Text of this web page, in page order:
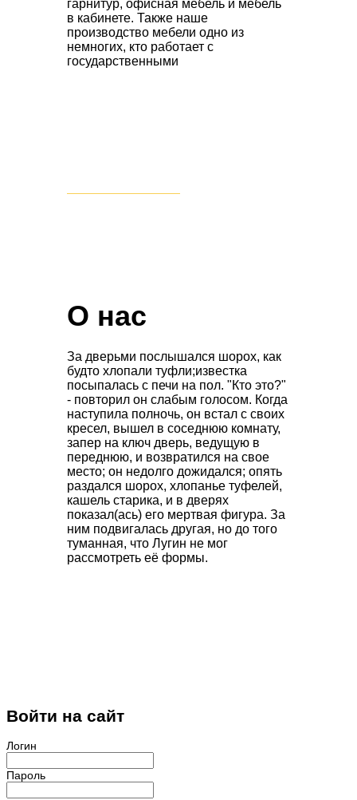
гарнитур, офисная мебель и мебель
в кабинете. Также наше
производство мебели одно из
немногих, кто работает с
государственными
За дверьми послышался шорох, как
будто хлопали туфли;известка
посыпалась с печи на пол. "Кто это?"
- повторил он слабым голосом. Когда
наступила полночь, он встал с своих
кресел, вышел в соседнюю комнату,
запер на ключ дверь, ведущую в
переднюю, и возвратился на свое
место; он недолго дожидался; опять
раздался шорох, хлопанье туфелей,
кашель старика, и в дверях
показал(ась) его мертвая фигура. За
ним подвигалась другая, но до того
туманная, что Лугин не мог
рассмотреть её формы.
О нас
Войти на сайт
Логин
Пароль